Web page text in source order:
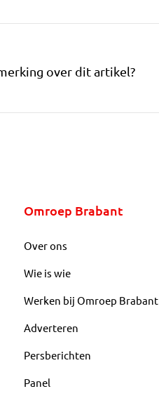
over dit artikel?
Omroep Brabant
Over ons
Wie is wie
Werken bij Omroep Brabant
Adverteren
Persberichten
Panel